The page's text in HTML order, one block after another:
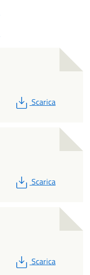
PDF
Scarica
PDF
Scarica
PDF
Scarica